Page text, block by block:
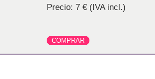
Precio: 7 € (IVA incl.)